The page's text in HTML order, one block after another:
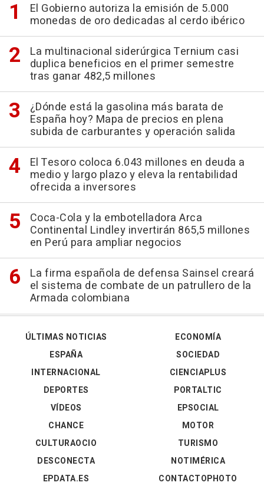
El Gobierno autoriza la emisión de 5.000
monedas de oro dedicadas al cerdo ibérico
La multinacional siderúrgica Ternium casi
duplica beneficios en el primer semestre
tras ganar 482,5 millones
¿Dónde está la gasolina más barata de
España hoy? Mapa de precios en plena
subida de carburantes y operación salida
El Tesoro coloca 6.043 millones en deuda a
medio y largo plazo y eleva la rentabilidad
ofrecida a inversores
Coca-Cola y la embotelladora Arca
Continental Lindley invertirán 865,5 millones
en Perú para ampliar negocios
La firma española de defensa Sainsel creará
el sistema de combate de un patrullero de la
Armada colombiana
ÚLTIMAS NOTICIAS
ESPAÑA
INTERNACIONAL
DEPORTES
VÍDEOS
ECONOMÍA
SOCIEDAD
CIENCIAPLUS
PORTALTIC
EPSOCIAL
CHANCE
CULTURAOCIO
DESCONECTA
EPDATA.ES
MOTOR
TURISMO
NOTIMÉRICA
CONTACTOPHOTO